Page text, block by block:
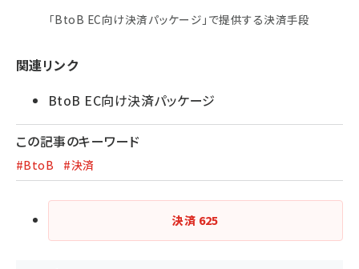
「BtoB EC向け決済パッケージ」で提供する決済手段
関連リンク
BtoB EC向け決済パッケージ
この記事のキーワード
#BtoB #決済
決済 625